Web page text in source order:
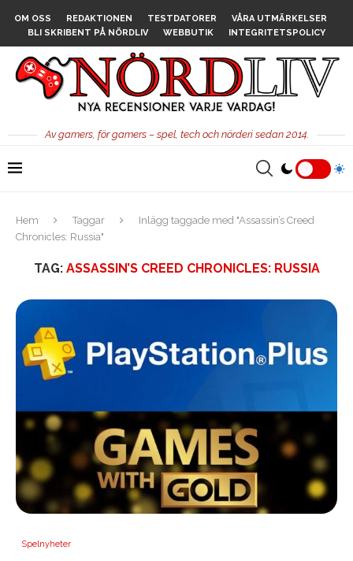
OM OSS REDAKTIONEN TESTDATORER
VÅRA UTMÄRKELSER
BLI SKRIBENT PÅ NÖRDLIV
WEBBUTIK INTEGRITETSPOLICY
Av gamers, för gamers – spel, tech och nörderi sedan 2014.
Hem Taggar
Inlägg taggade med "Assassin’s Creed
Chronicles: Russia"
TAG: ASSASSIN’S CREED CHRONICLES: RUSSIA
Spelnyheter